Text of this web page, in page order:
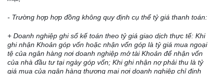
- Trường hợp hợp đồng không quy định cụ thể tỷ giá thanh toán:
+ Doanh nghiệp ghi sổkế toán theo tỷ giá giao dịch thực tế: Khi
ghi nhận Khoản góp vốn hoặc nhận vốn góp là tỷ giá mua ngoại
tệ của ngân hàng nơi doanh nghiệp mở tài Khoản để nhận vốn
của nhà đầu tư tại ngày góp vốn; Khi ghi nhận nợ phải thu là tỷ
giá mua của ngân hàng thương mại nơi doanh nghiệp chỉ định